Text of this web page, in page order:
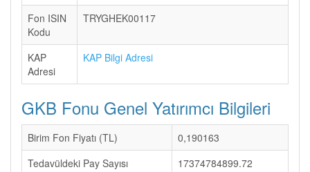
Fon ISIN
Kodu
TRYGHEK00117
KAP
Adresi
KAP Bilgi Adresi
GKB Fonu Genel Yatırımcı Bilgileri
Birim Fon Fiyatı (TL)
0,190163
Tedavüldeki Pay Sayısı
17374784899.72